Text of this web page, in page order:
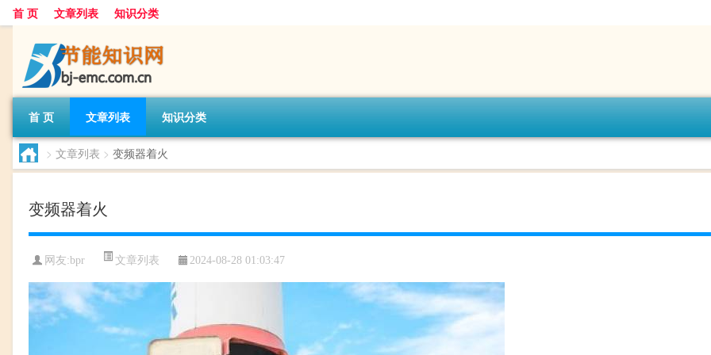
首 页 文章列表 知识分类
首 页 文章列表 知识分类
> 文章列表 > 变频器着火
变频器着火
网友:bpr 文章列表 2024-08-28 01:03:47